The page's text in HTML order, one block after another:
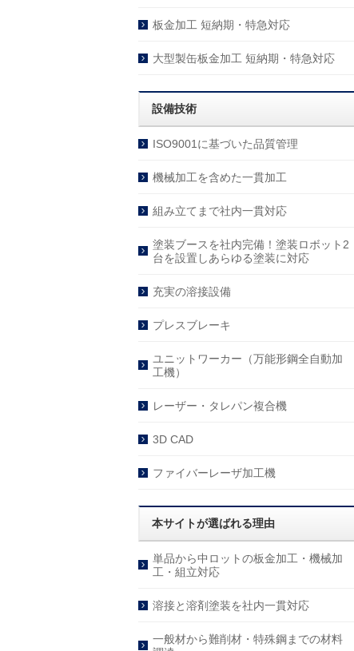
板金加工 短納期・特急対応
大型製缶板金加工 短納期・特急対応
設備技術
ISO9001に基づいた品質管理
機械加工を含めた一貫加工
組み立てまで社内一貫対応
塗装ブースを社内完備！塗装ロボット2
台を設置しあらゆる塗装に対応
充実の溶接設備
プレスブレーキ
ユニットワーカー（万能形鋼全自動加
工機）
レーザー・タレパン複合機
3D CAD
ファイバーレーザ加工機
本サイトが選ばれる理由
単品から中ロットの板金加工・機械加
工・組立対応
溶接と溶剤塗装を社内一貫対応
一般材から難削材・特殊鋼までの材料